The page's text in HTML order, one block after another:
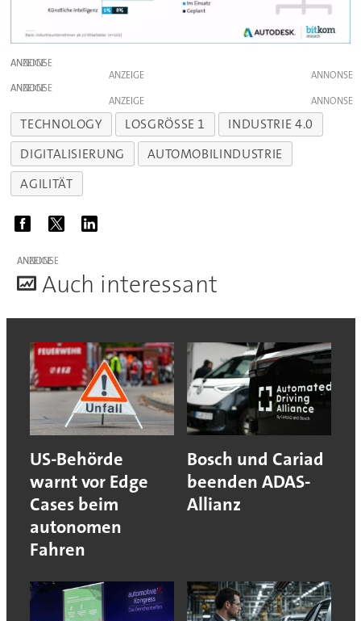
ANZEIGE
ANZEIGE
ANZEIGE
ANZEIGE
TECHNOLOGY LOSGRÖSSE 1
INDUSTRIE 4.0
DIGITALISIERUNG
AUTOMOBILINDUSTRIE
AGILITÄT
ANZEIGE
Auch interessant
US-Behörde
warnt vor Edge
Cases beim
autonomen
Fahren
Bosch und Cariad
beenden ADAS-
Allianz